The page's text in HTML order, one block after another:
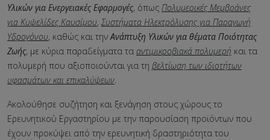
Υλικών για Ενεργειακές Εφαρμογές, όπως Πολυμερικές Μεμβράνες
για Κυψελίδες Καυσίμου, Συστήματα Ηλεκτρόλυσης για Παραγωγή
Υδρογόνου, καθώς και τηνΑνάπτυξη Υλικών για θέματα Ποιότητας
Ζωής, με κύρια παραδείγματα τα αντιμικροβιακά πολυμερή και τα
πολυμερή που αξιοποιούνται για τη βελτίωση των ιδιοτήτων
υφασμάτων και επικαλύψεων.
Ακολούθησε συζήτηση και ξενάγηση στους χώρους το
Ερευνητικού Εργαστηρίου με την παρουσίαση προϊόντων που
έχουν προκύψει από την ερευνητική δραστηριότητα του